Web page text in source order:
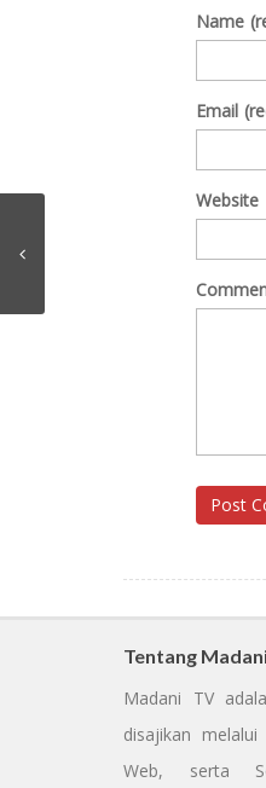
seconds
0%
Name
Email
Website
Post
Tentang
Madani TV
disajikan
Web, serta